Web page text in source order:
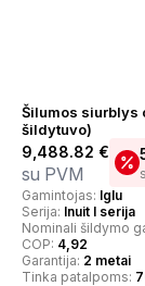
Šilumos siurblys
šildytuvo)
9,488.82 €
su PVM
Gamintojas: Iglu
Serija: Inuit I serija
Nominali šildymo
COP: 4,92
Garantija: 2 metai
Tinka patalpoms: